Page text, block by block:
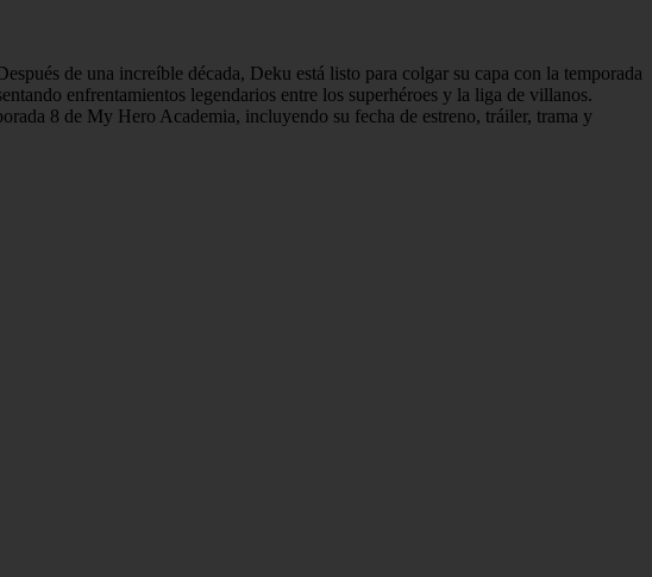
de una increíble década, Deku está listo para colgar su capa con la temporada
enfrentamientos legendarios entre los superhéroes y la liga de villanos.
8 de My Hero Academia, incluyendo su fecha de estreno, tráiler, trama y